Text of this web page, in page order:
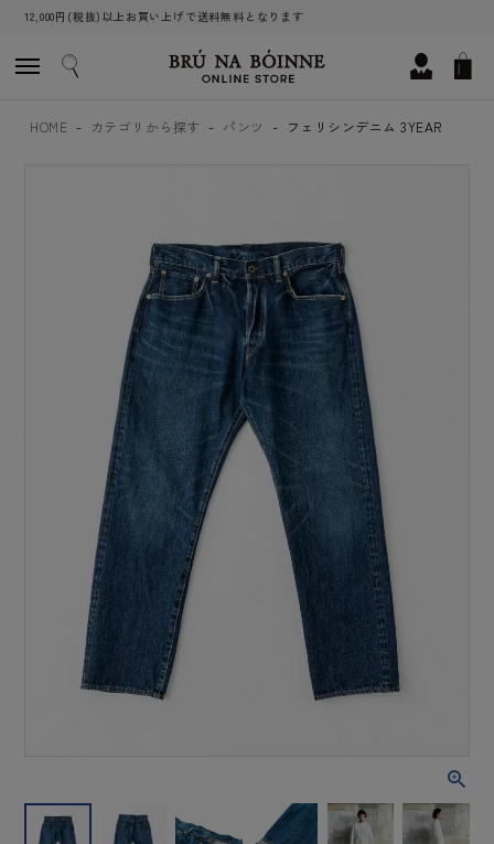
12,000円(税抜)以上お買い上げで送料無料となります
HOME カテゴリから探す パンツ フェリシンデニム 3YEAR